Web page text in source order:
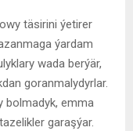
täsirini ýetirer
ýardam
wada berýär,
goranmalydyrlar.
bolmadyk, emma
garaşýar.